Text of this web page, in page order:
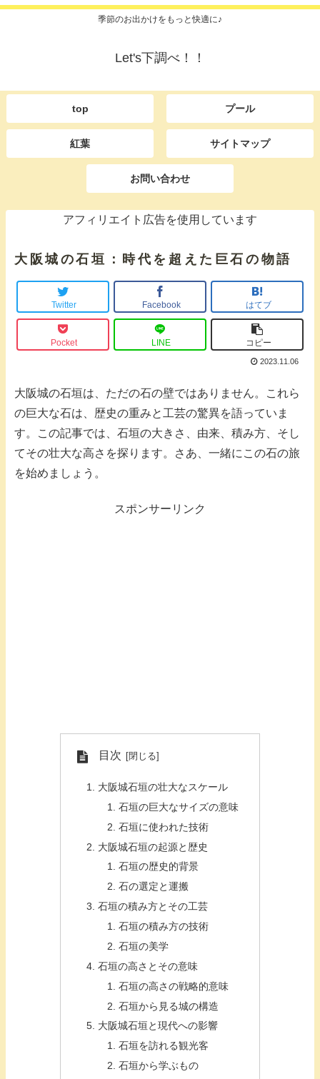
季節のお出かけをもっと快適に♪
Let's下調べ！！
top プール
紅葉 サイトマップ
お問い合わせ
アフィリエイト広告を使用しています
大阪城の石垣：時代を超えた巨石の物語
Twitter Facebook はてブ
Pocket LINE コピー
2023.11.06
大阪城の石垣は、ただの石の壁ではありません。これら
の巨大な石は、歴史の重みと工芸の驚異を語っていま
す。この記事では、石垣の大きさ、由来、積み方、そし
てその壮大な高さを探ります。さあ、一緒にこの石の旅
を始めましょう。
スポンサーリンク
目次
大阪城石垣の壮大なスケール
石垣の巨大なサイズの意味
石垣に使われた技術
大阪城石垣の起源と歴史
石垣の歴史的背景
石の選定と運搬
石垣の積み方とその工芸
石垣の積み方の技術
石垣の美学
石垣の高さとその意味
石垣の高さの戦略的意味
石垣から見る城の構造
大阪城石垣と現代への影響
石垣を訪れる観光客
石垣から学ぶもの